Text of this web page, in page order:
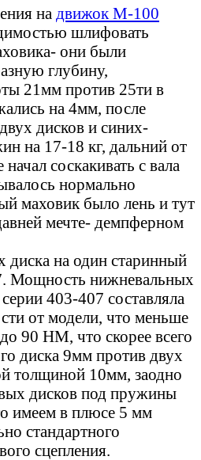
на движок М-100
шлифовать
они были
глубину,
21мм против 25ти в
на 4мм, после
дисков и синих-
на 17-18 кг, дальний от
соскакивать с вала
нормально
маховик было лень и тут
мечте- демпферном
диска на один старинный
Мощность нижневальных
403-407 составляла
от модели, что меньше
90 НМ, что скорее всего
диска 9мм против двух
толщиной 10мм, заодно
дисков под пружины
имеем в плюсе 5 мм
стандартного
сцепления.